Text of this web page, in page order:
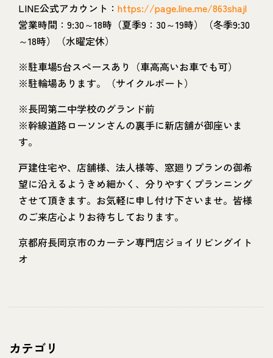
カテゴリ
LINE公式アカウント： https://page.line.me/863shajl
営業時間：9:30～18時（夏季9：30～19時）（冬季9:30
～18時）（水曜定休）
※駐車場5台スペースあり（車高高いお車でも可）
※駐輪場あります。（サイクルポート）
※長岡第二中学校のグランド前
※幹線道路ローソンさんの裏手に新店舗が御座いま
す。
戸建住宅や、店舗様、法人様等、窓廻りプランの御希
望に沿えるようきめ細かく、分りやすくプランニング
させて頂きます。お気軽に申し付け下さいませ。皆様
のご来店心よりお待ちしております。
京都府長岡京市のカーテン専門店ジョイリビングイト
オ